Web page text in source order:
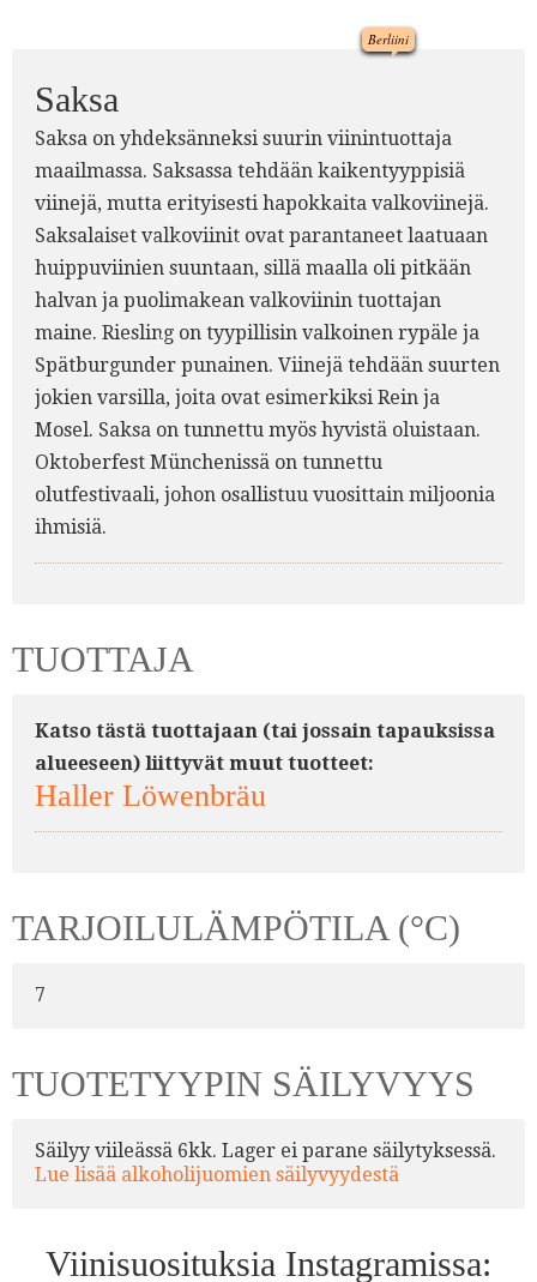
Berliini
1.
2.
3. 4.
5.
7.
Saksa
Saksa on yhdeksänneksi suurin viinintuottaja
maailmassa. Saksassa tehdään kaikentyyppisiä
viinejä, mutta erityisesti hapokkaita valkoviinejä.
Saksalaiset valkoviinit ovat parantaneet laatuaan
huippuviinien suuntaan, sillä maalla oli pitkään
halvan ja puolimakean valkoviinin tuottajan
maine. Riesling on tyypillisin valkoinen rypäle ja
Spätburgunder punainen. Viinejä tehdään suurten
jokien varsilla, joita ovat esimerkiksi Rein ja
Mosel. Saksa on tunnettu myös hyvistä oluistaan.
Oktoberfest Münchenissä on tunnettu
olutfestivaali, johon osallistuu vuosittain miljoonia
ihmisiä.
TUOTTAJA
Katso tästä tuottajaan (tai jossain tapauksissa
alueeseen) liittyvät muut tuotteet:
Haller Löwenbräu
TARJOILULÄMPÖTILA (°C)
7
TUOTETYYPIN SÄILYVYYS
Säilyy viileässä 6kk. Lager ei parane säilytyksessä.
Lue lisää alkoholijuomien säilyvyydestä
Viinisuosituksia Instagramissa: